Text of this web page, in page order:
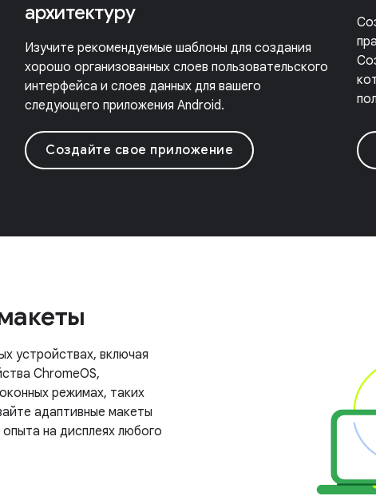
архитектуру
Изучите рекомендуемые шаблоны для создания
хорошо организованных слоев пользовательского
интерфейса и слоев данных для вашего
следующего приложения Android.
Создайте свое приложение
устройствах, включая
ChromeOS,
режимах, таких
адаптивные макеты
на дисплеях любого